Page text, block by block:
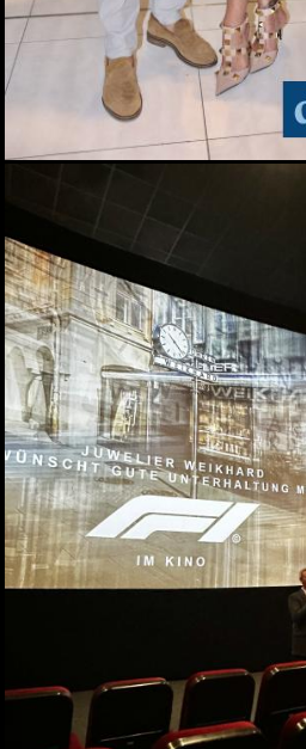
Live aus dem Rathaus:
Das war Wahlsonntag in
Graz 2026, TEIL 2
28.06.2026
Live aus dem Rathaus:
Das war Wahlsonntag in
Graz 2026, TEIL 1
28.06.2026
Regenbogen
27.06.2026
Das war das sFinks
Sommerfest 2026
27.06.2026
Latin Live am Grazer
Lendplatz
25.06.2026
Fun while it lasted -
Augartenfest 2026 fiel ins
Wasser
20.06.2026
Sommercocktail der
Das vierte Grazer
Marktfest am Lendplatz
19.06.2026